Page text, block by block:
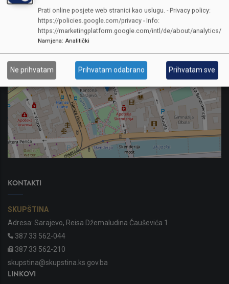
KONTAKTI
SKUPŠTINA
Adresa: Sarajevo, Reisa Džemaludina Čauševića 1
387 33 562-044
387 33 562-210
skupstina@skupstina.ks.gov.ba
LINKOVI
Prati online posjete web stranici kao uslugu. - Privacy policy:
https://policies.google.com/privacy - Info:
https://marketingplatform.google.com/intl/de/about/analytics/
Namjena: Analitički
Ne prihvatam Prihvatam odabrano Prihvatam sve